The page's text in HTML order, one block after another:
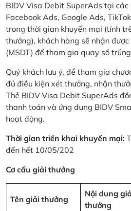
BIDV Visa Debit SuperAds tại
Facebook Ads, Google Ads,
trong thời gian khuyến mại (tính
thưởng), khách hàng sẽ nhận
(MSDT) để tham gia quay số
Quý khách lưu ý, để tham gia
đủ điều kiện xét thưởng, nhận
Thẻ BIDV Visa Debit SuperAds
thanh toán và ứng dụng BIDV
hoạt động.
Thời gian triển khai khuyến mại:
đến hết 10/05/202
Cơ cấu giải thưởng
Tên giải thưởng
Nội dung
thưởng